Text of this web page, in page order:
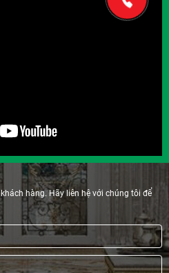
khách hàng. Hãy liên hệ với chúng tôi để